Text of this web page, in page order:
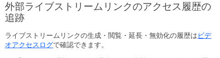
外部ライブストリームリンクのアクセス履歴の
追跡
ライブストリームリンクの生成・閲覧・延長・無効化の履歴はビデ
オアクセスログで確認できます。